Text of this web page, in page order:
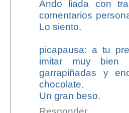
Ando liada con
comentarios
Lo siento.
picapausa: a tu
imitar muy bien
garrapiñadas y
chocolate.
Un gran beso.